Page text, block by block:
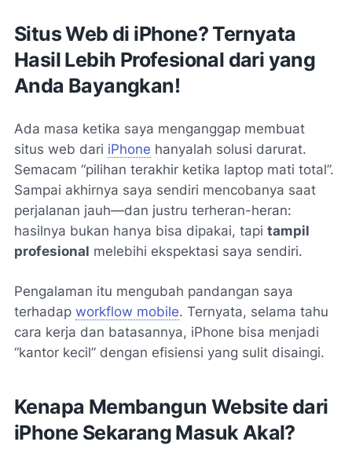
Situs Web di iPhone? Ternyata
Hasil Lebih Profesional dari yang
Anda Bayangkan!
Ada masa ketika saya menganggap membuat
situs web dari iPhone hanyalah solusi darurat.
Semacam “pilihan terakhir ketika laptop mati total”.
Sampai akhirnya saya sendiri mencobanya saat
perjalanan jauh—dan justru terheran-heran:
hasilnya bukan hanya bisa dipakai, tapi tampil
profesional melebihi ekspektasi saya sendiri.
Pengalaman itu mengubah pandangan saya
terhadap workflow mobile. Ternyata, selama tahu
cara kerja dan batasannya, iPhone bisa menjadi
“kantor kecil” dengan efisiensi yang sulit disaingi.
Kenapa Membangun Website dari
iPhone Sekarang Masuk Akal?